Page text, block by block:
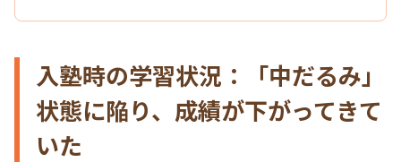
入塾時の学習状況：「中だるみ」
状態に陥り、成績が下がってきて
いた